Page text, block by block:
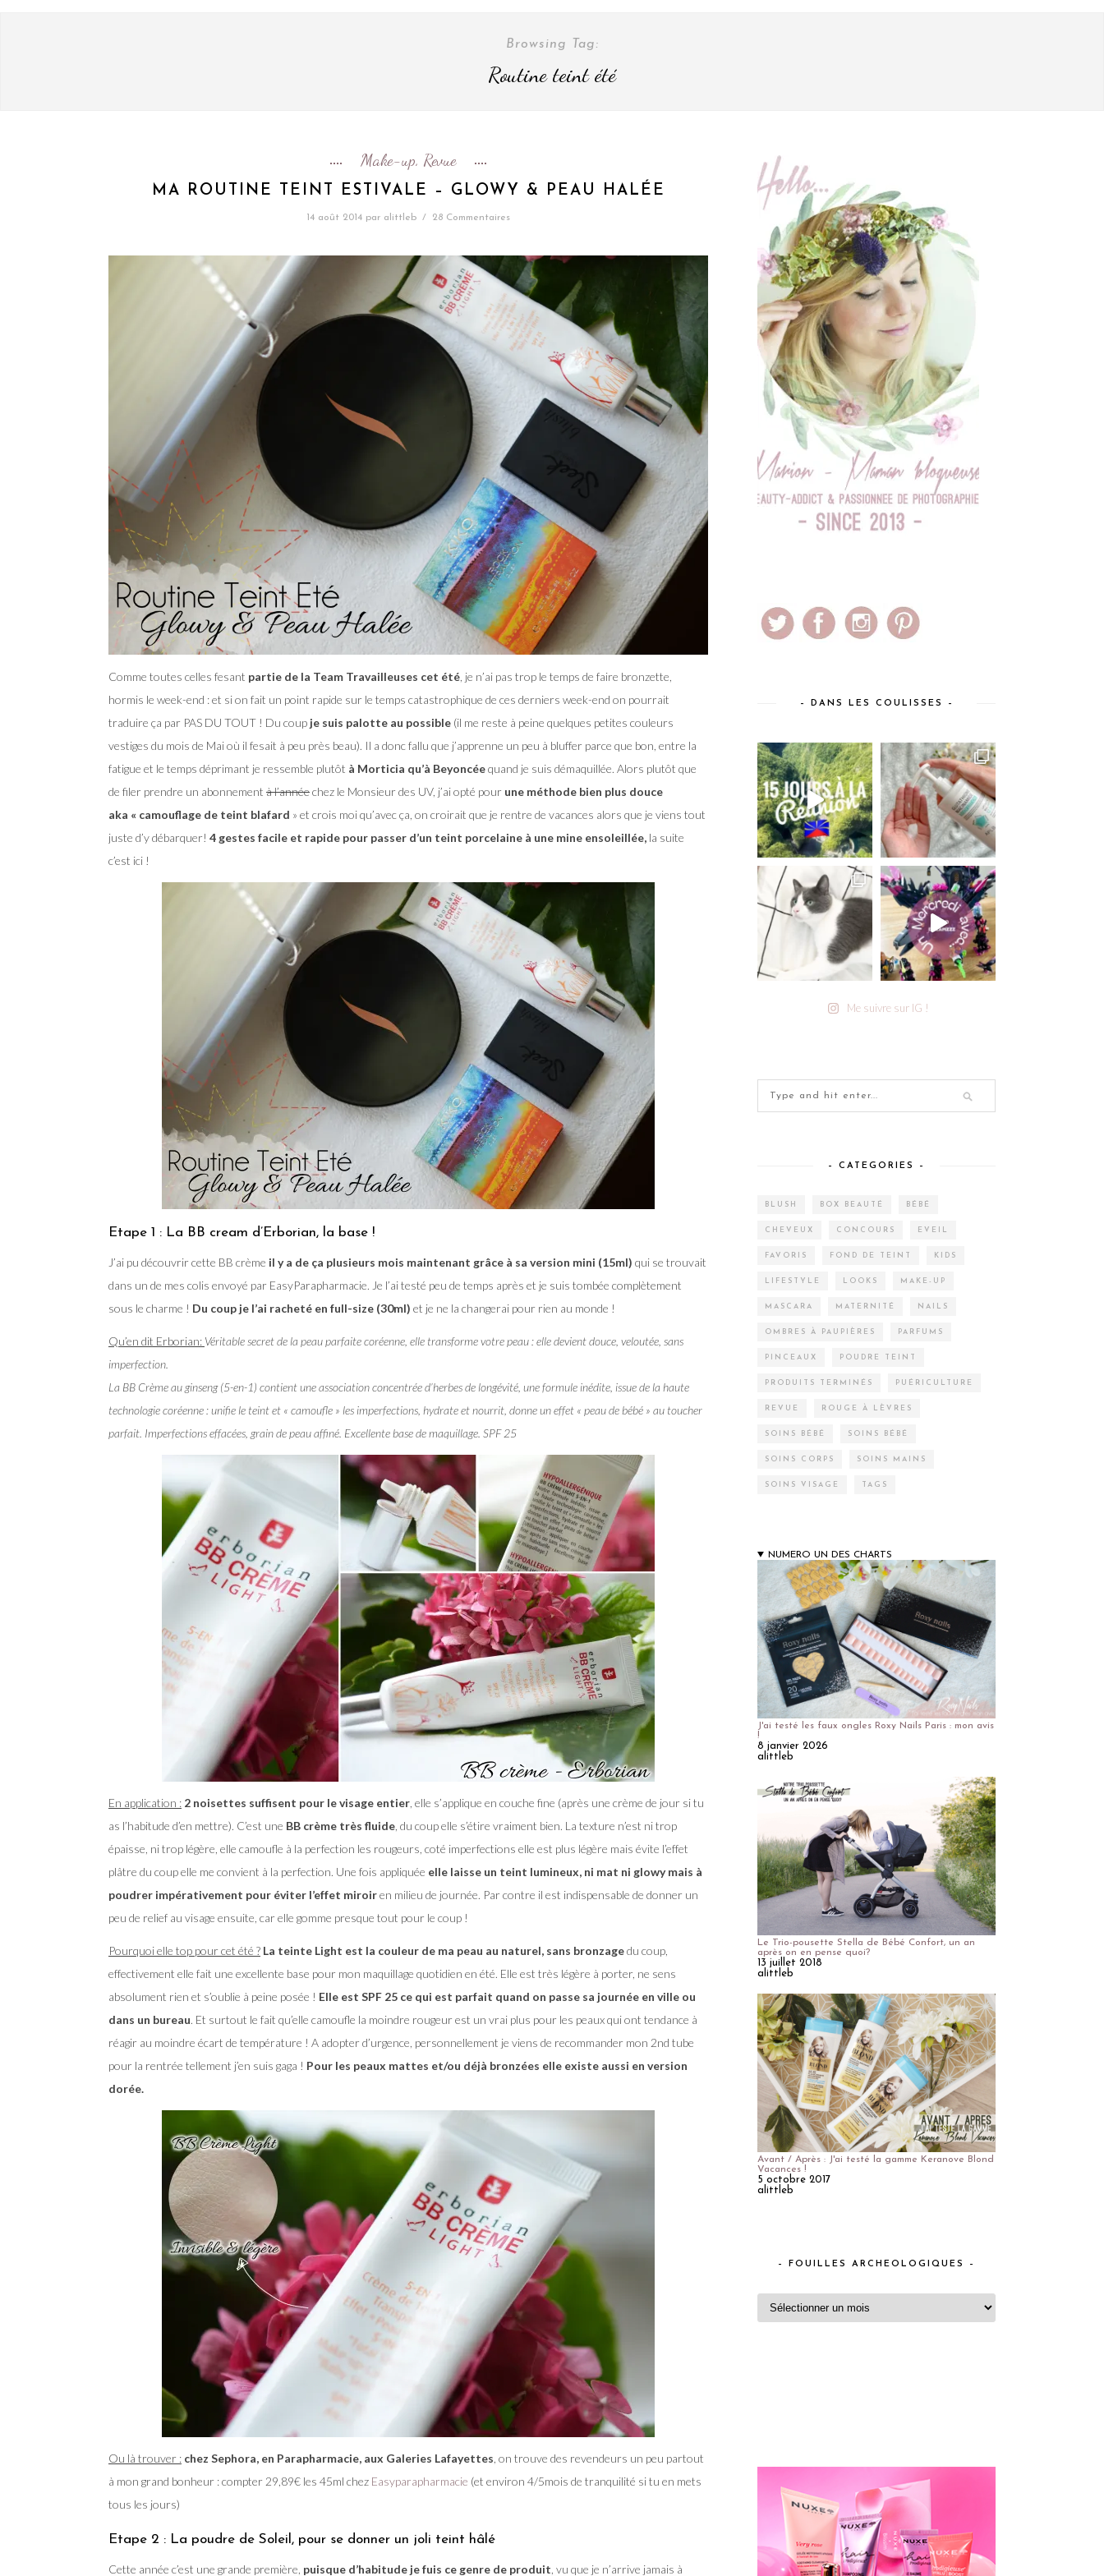
Browsing Tag:
Routine teint été
Make-up, Revue
MA ROUTINE TEINT ESTIVALE – GLOWY & PEAU HALÉE
14 août 2014 par alittleb / 28 Commentaires
Comme toutes celles fesant partie de la Team Travailleuses cet été , je n’ai pas trop le temps de faire bronzette,
hormis le week-end : et si on fait un point rapide sur le temps catastrophique de ces derniers week-end on pourrait
traduire ça par PAS DU TOUT ! Du coup je suis palotte au possible (il me reste à peine quelques petites couleurs
vestiges du mois de Mai où il fesait à peu près beau). Il a donc fallu que j’apprenne un peu à bluffer parce que bon, entre la
fatigue et le temps déprimant je ressemble plutôt à Morticia qu’à Beyoncéequand je suis démaquillée. Alors plutôt que
de filer prendre un abonnement à l’annéechez le Monsieur des UV, j’ai opté pour une méthode bien plus douce
aka « camouflage de teint blafard » et crois moi qu’avec ça, on croirait que je rentre de vacances alors que je viens tout
juste d’y débarquer! 4 gestes facile et rapide pour passer d’un teint porcelaine à une mine ensoleillée, la suite
c’est ici !
Etape 1 : La BB cream d’Erborian, la base !
J’ai pu découvrir cette BB crème il y a de ça plusieurs mois maintenant grâce à sa version mini (15ml) qui se trouvait
dans un de mes colis envoyé par EasyParapharmacie. Je l’ai testé peu de temps après et je suis tombée complètement
sous le charme ! Du coup je l’ai racheté en full-size (30ml) et je ne la changerai pour rien au monde !
Qu’en dit Erborian: Véritable secret de la peau parfaite coréenne, elle transforme votre peau : elle devient douce, veloutée, sans
imperfection.
La BB Crème au ginseng (5-en-1) contient une association concentrée d’herbes de longévité, une formule inédite, issue de la haute
technologie coréenne : unifie le teint et « camoufle » les imperfections, hydrate et nourrit, donne un effet « peau de bébé » au toucher
parfait. Imperfections effacées, grain de peau affiné. Excellente base de maquillage. SPF 25
En application : 2 noisettes suffisent pour le visage entier , elle s’applique en couche fine (après une crème de jour si tu
as l’habitude d’en mettre). C’est une BB crème très fluide , du coup elle s’étire vraiment bien. La texture n’est ni trop
épaisse, ni trop légère, elle camoufle à la perfection les rougeurs, coté imperfections elle est plus légère mais évite l’effet
plâtre du coup elle me convient à la perfection. Une fois appliquée elle laisse un teint lumineux, ni mat ni glowy mais à
poudrer impérativement pour éviter l’effet miroiren milieu de journée. Par contre il est indispensable de donner un
peu de relief au visage ensuite, car elle gomme presque tout pour le coup !
Pourquoi elle top pour cet été ? La teinte Light est la couleur de ma peau au naturel, sans bronzagedu coup,
effectivement elle fait une excellente base pour mon maquillage quotidien en été. Elle est très légère à porter, ne sens
absolument rien et s’oublie à peine posée ! Elle est SPF 25 ce qui est parfait quand on passe sa journée en ville ou
dans un bureau. Et surtout le fait qu’elle camoufle la moindre rougeur est un vrai plus pour les peaux qui ont tendance à
réagir au moindre écart de température ! A adopter d’urgence, personnellement je viens de recommander mon 2nd tube
pour la rentrée tellement j’en suis gaga ! Pour les peaux mattes et/ou déjà bronzées elle existe aussi en version
dorée.
Ou là trouver : chez Sephora, en Parapharmacie, aux Galeries Lafayettes , on trouve des revendeurs un peu partout
à mon grand bonheur : compter 29,89€ les 45ml chez Easyparapharmacie (et environ 4/5mois de tranquilité si tu en mets
tous les jours)
Etape 2 : La poudre de Soleil, pour se donner un joli teint hâlé
Cette année c’est une grande première, puisque d’habitude je fuis ce genre de produit , vu que je n’arrive jamais à
– DANS LES COULISSES –
Me suivre sur IG !
– CATEGORIES –
BLUSH BOX BEAUTÉ BÉBÉ
CHEVEUX CONCOURS EVEIL
FAVORIS FOND DE TEINT KIDS
LIFESTYLE LOOKS MAKE-UP
MASCARA MATERNITÉ NAILS
OMBRES À PAUPIÈRES PARFUMS
PINCEAUX POUDRE TEINT
PRODUITS TERMINÉS PUÉRICULTURE
REVUE ROUGE À LÈVRES
SOINS BÉBÉ SOINS BÉBÉ
SOINS CORPS SOINS MAINS
SOINS VISAGE TAGS
NUMERO UN DES CHARTS
J'ai testé les faux ongles Roxy Nails Paris : mon avis
!
8 janvier 2026
alittleb
Le Trio-pousette Stella de Bébé Confort, un an
après on en pense quoi?
13 juillet 2018
alittleb
Avant / Après : J'ai testé la gamme Keranove Blond
Vacances !
5 octobre 2017
alittleb
– FOUILLES ARCHEOLOGIQUES –